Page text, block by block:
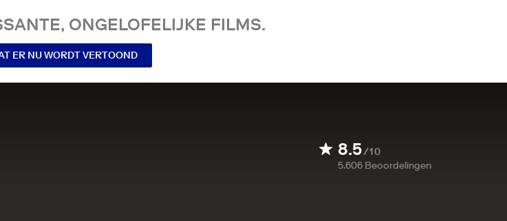
ONGELOFELIJKE FILMS.
ER NU WORDT VERTOOND
8.5/10
5.606 Beoordelingen